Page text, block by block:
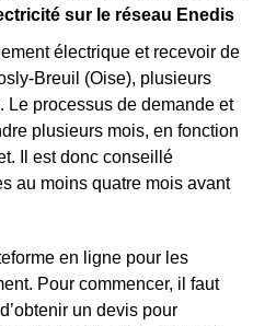
sur le réseau Enedis
électrique et recevoir de
Breuil (Oise), plusieurs
Le processus de demande et
plusieurs mois, en fonction
Il est donc conseillé
au moins quatre mois avant
en ligne pour les
Pour commencer, il faut
un devis pour